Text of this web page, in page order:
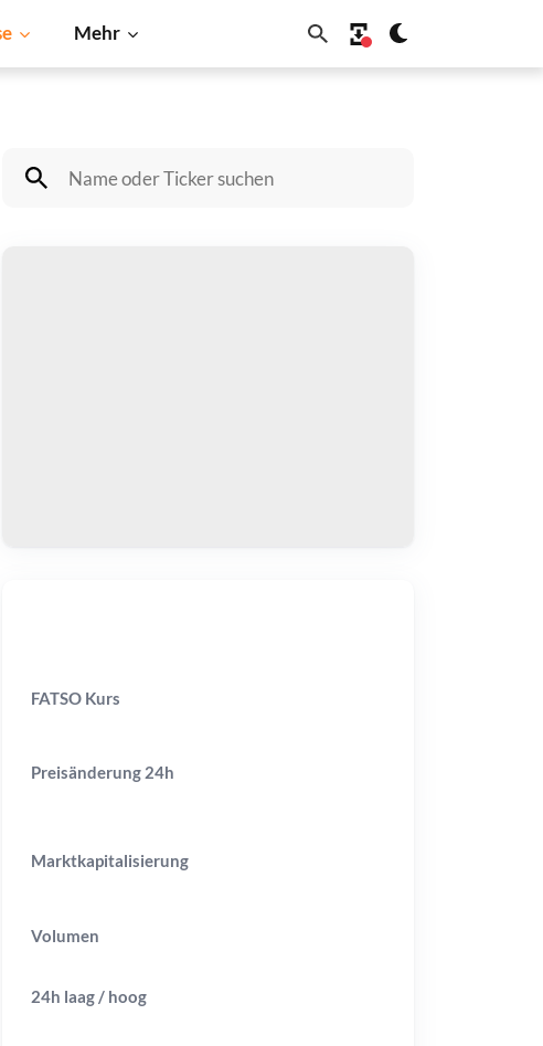
Mehr
Litecoin Shiba Inu Solana
FATSO Kurs
Preisänderung 24h
Marktkapitalisierung
Volumen
24h laag / hoog